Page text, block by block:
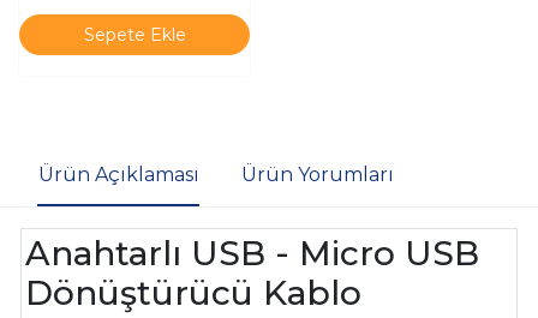
Sepete Ekle
Ürün Açıklaması Ürün Yorumları
Anahtarlı USB - Micro USB
Dönüştürücü Kablo